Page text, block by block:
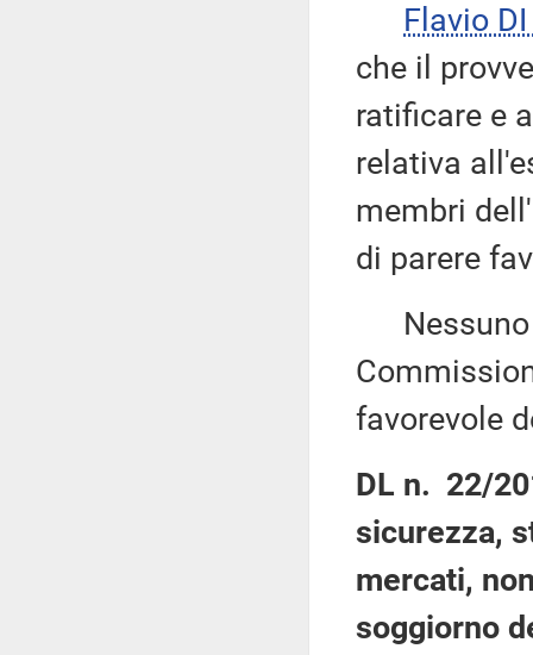
Flavio
che il
ratificare e
relativa
membri
di parere
Nessuno
favorevole
DL n. 22/
sicurezza,
mercati,
soggiorno